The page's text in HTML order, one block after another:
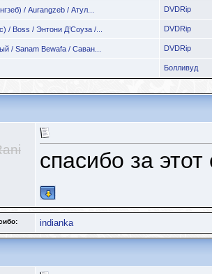
/ Aurangzeb / Атул... DVDRip
/ Boss / Энтони Д’Соуза /... DVDRip
/ Sanam Bewafa / Саван... DVDRip
Болливуд
спасибо за
indianka